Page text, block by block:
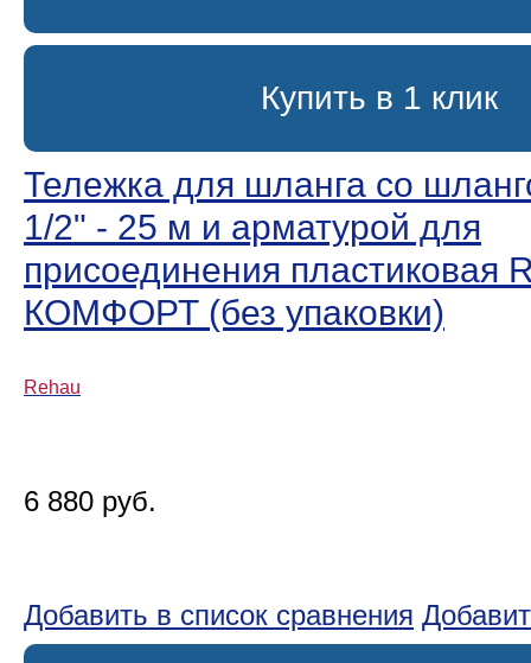
Купить в 1 клик
Тележка для шланга со
1/2" - 25 м и арматурой для
присоединения пластиковая
КОМФОРТ (без упаковки)
Rehau
6 880 руб.
Добавить в список сравнения